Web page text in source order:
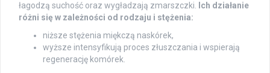
łagodzą suchość oraz wygładzają zmarszczki. Ich działanie
różni się w zależności od rodzaju i stężenia:
niższe stężenia miękczą naskórek,
wyższe intensyfikują proces złuszczania i wspierają
regenerację komórek.